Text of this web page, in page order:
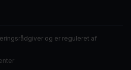
og er reguleret af